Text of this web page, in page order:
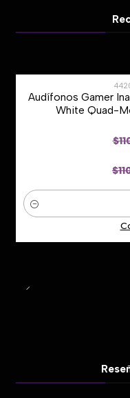
-37%
Audífonos Gamer
White Quad-
Cantidad